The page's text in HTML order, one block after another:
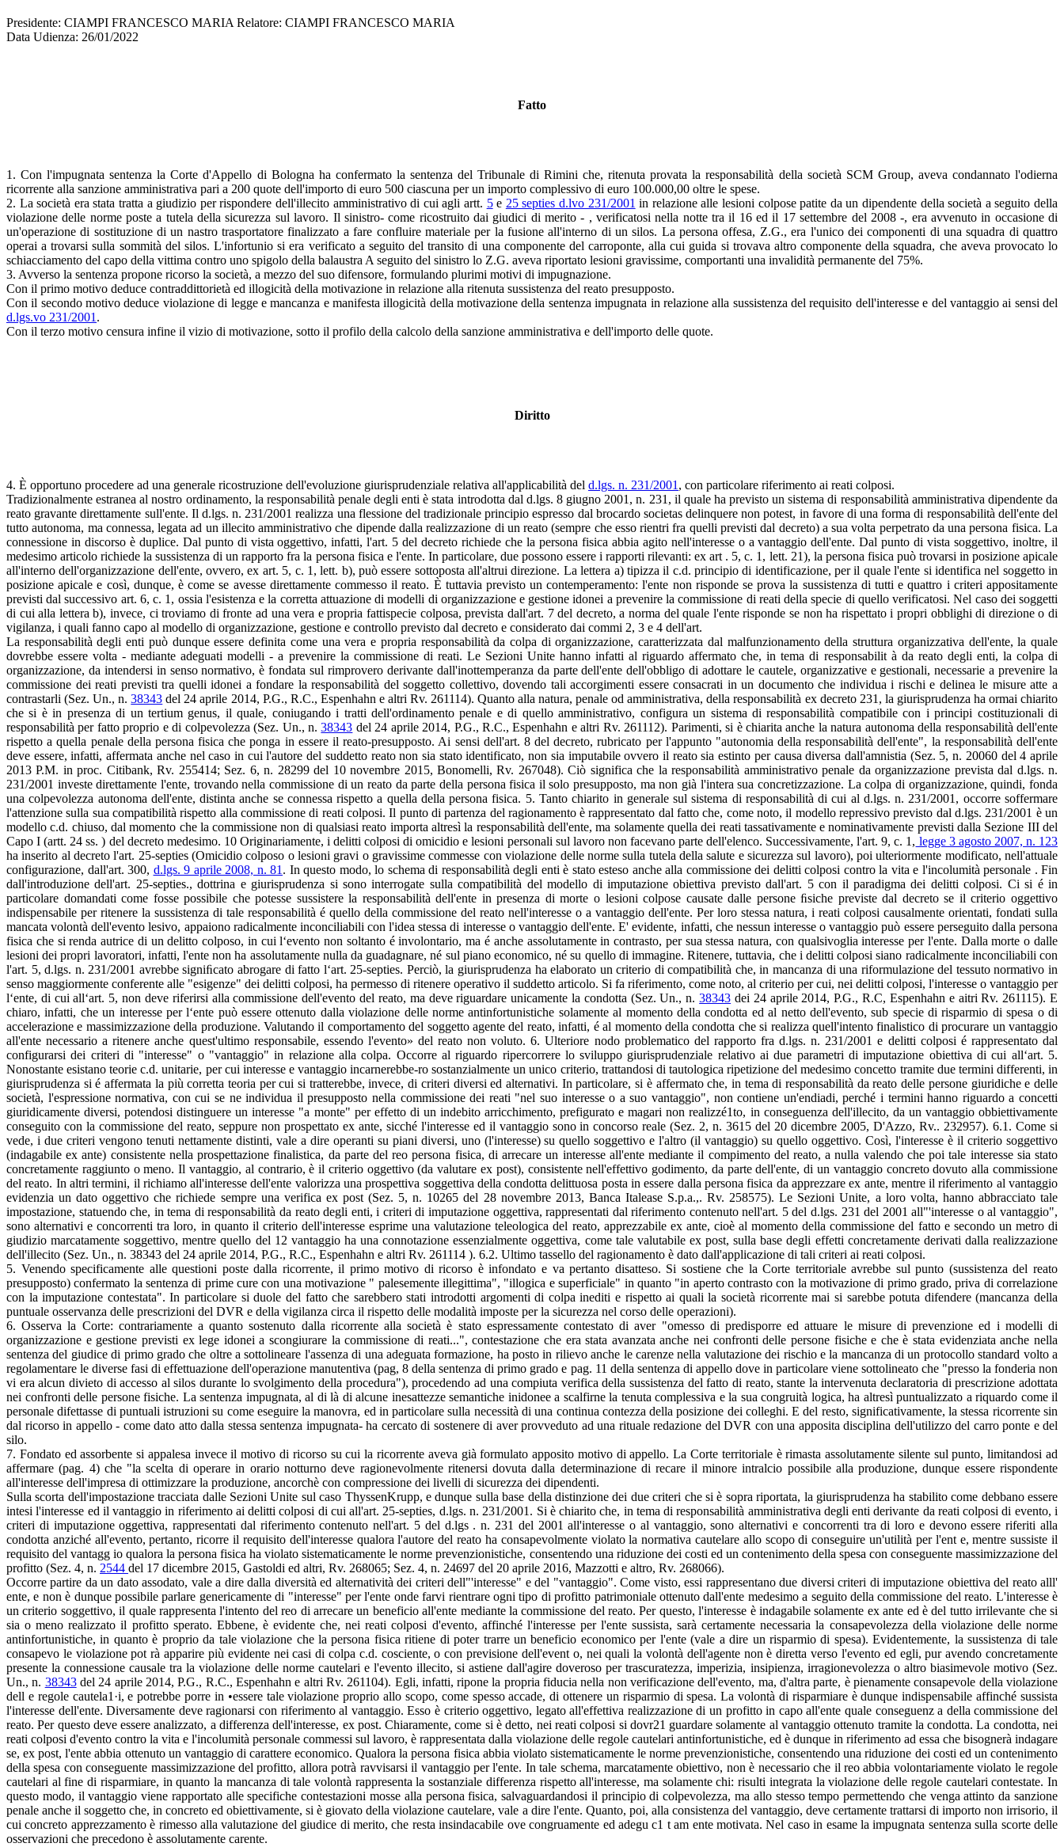
Presidente: CIAMPI FRANCESCO MARIA Relatore: CIAMPI FRANCESCO MARIA
Data Udienza: 26/01/2022
Fatto
1. Con l'impugnata sentenza la Corte d'Appello di Bologna ha confermato la sentenza del Tribunale di Rimini che, ritenuta provata la responsabilità della società SCM Group, aveva condannato l'odierna
ricorrente alla sanzione amministrativa pari a 200 quote dell'importo di euro 500 ciascuna per un importo complessivo di euro 100.000,00 oltre le spese.
2. La società era stata tratta a giudizio per rispondere dell'illecito amministrativo di cui agli artt. 5e 25 septies d.lvo 231/2001 in relazione alle lesioni colpose patite da un dipendente della società a seguito della
violazione delle norme poste a tutela della sicurezza sul lavoro. Il sinistro- come ricostruito dai giudici di merito - , verificatosi nella notte tra il 16 ed il 17 settembre del 2008 -, era avvenuto in occasione di
un'operazione di sostituzione di un nastro trasportatore finalizzato a fare confluire materiale per la fusione all'interno di un silos. La persona offesa, Z.G., era l'unico dei componenti di una squadra di quattro
operai a trovarsi sulla sommità del silos. L'infortunio si era verificato a seguito del transito di una componente del carroponte, alla cui guida si trovava altro componente della squadra, che aveva provocato lo
schiacciamento del capo della vittima contro uno spigolo della balaustra A seguito del sinistro lo Z.G. aveva riportato lesioni gravissime, comportanti una invalidità permanente del 75%.
3. Avverso la sentenza propone ricorso la società, a mezzo del suo difensore, formulando plurimi motivi di impugnazione.
Con il primo motivo deduce contraddittorietà ed illogicità della motivazione in relazione alla ritenuta sussistenza del reato presupposto.
Con il secondo motivo deduce violazione di legge e mancanza e manifesta illogicità della motivazione della sentenza impugnata in relazione alla sussistenza del requisito dell'interesse e del vantaggio ai sensi del
d.lgs.vo 231/2001 .
Con il terzo motivo censura infine il vizio di motivazione, sotto il profilo della calcolo della sanzione amministrativa e dell'importo delle quote.
Diritto
4. È opportuno procedere ad una generale ricostruzione dell'evoluzione giurisprudenziale relativa all'applicabilità del d.lgs. n. 231/2001 , con particolare riferimento ai reati colposi.
Tradizionalmente estranea al nostro ordinamento, la responsabilità penale degli enti è stata introdotta dal d.lgs. 8 giugno 2001, n. 231, il quale ha previsto un sistema di responsabilità amministrativa dipendente da
reato gravante direttamente sull'ente. Il d.lgs. n. 231/2001 realizza una flessione del tradizionale principio espresso dal brocardo societas delinquere non potest, in favore di una forma di responsabilità dell'ente del
tutto autonoma, ma connessa, legata ad un illecito amministrativo che dipende dalla realizzazione di un reato (sempre che esso rientri fra quelli previsti dal decreto) a sua volta perpetrato da una persona fisica. La
connessione in discorso è duplice. Dal punto di vista oggettivo, infatti, l'art. 5 del decreto richiede che la persona fisica abbia agito nell'interesse o a vantaggio dell'ente. Dal punto di vista soggettivo, inoltre, il
medesimo articolo richiede la sussistenza di un rapporto fra la persona fisica e l'ente. In particolare, due possono essere i rapporti rilevanti: ex art . 5, c. 1, lett. 21), la persona fisica può trovarsi in posizione apicale
all'interno dell'organizzazione dell'ente, ovvero, ex art. 5, c. 1, lett. b), può essere sottoposta all'altrui direzione. La lettera a) tipizza il c.d. principio di identificazione, per il quale l'ente si identifica nel soggetto in
posizione apicale e così, dunque, è come se avesse direttamente commesso il reato. È tuttavia previsto un contemperamento: l'ente non risponde se prova la sussistenza di tutti e quattro i criteri appositamente
previsti dal successivo art. 6, c. 1, ossia l'esistenza e la corretta attuazione di modelli di organizzazione e gestione idonei a prevenire la commissione di reati della specie di quello verificatosi. Nel caso dei soggetti
di cui alla lettera b), invece, ci troviamo di fronte ad una vera e propria fattispecie colposa, prevista dall'art. 7 del decreto, a norma del quale l'ente risponde se non ha rispettato i propri obblighi di direzione o di
vigilanza, i quali fanno capo al modello di organizzazione, gestione e controllo previsto dal decreto e considerato dai commi 2, 3 e 4 dell'art.
La responsabilità degli enti può dunque essere definita come una vera e propria responsabilità da colpa di organizzazione, caratterizzata dal malfunzionamento della struttura organizzativa dell'ente, la quale
dovrebbe essere volta - mediante adeguati modelli - a prevenire la commissione di reati. Le Sezioni Unite hanno infatti al riguardo affermato che, in tema di responsabilit à da reato degli enti, la colpa di
organizzazione, da intendersi in senso normativo, è fondata sul rimprovero derivante dall'inottemperanza da parte dell'ente dell'obbligo di adottare le cautele, organizzative e gestionali, necessarie a prevenire la
commissione dei reati previsti tra quelli idonei a fondare la responsabilità del soggetto collettivo, dovendo tali accorgimenti essere consacrati in un documento che individua i rischi e delinea le misure atte a
contrastarli (Sez. Un., n.38343 del 24 aprile 2014, P.G., R.C., Espenhahn e altri Rv. 261114). Quanto alla natura, penale od amministrativa, della responsabilità ex decreto 231, la giurisprudenza ha ormai chiarito
che si è in presenza di un tertium genus, il quale, coniugando i tratti dell'ordinamento penale e di quello amministrativo, configura un sistema di responsabilità compatibile con i principi costituzionali di
responsabilità per fatto proprio e di colpevolezza (Sez. Un., n.38343 del 24 aprile 2014, P.G., R.C., Espenhahn e altri Rv. 261112). Parimenti, si è chiarita anche la natura autonoma della responsabilità dell'ente
rispetto a quella penale della persona fisica che ponga in essere il reato-presupposto. Ai sensi dell'art. 8 del decreto, rubricato per l'appunto "autonomia della responsabilità dell'ente", la responsabilità dell'ente
deve essere, infatti, affermata anche nel caso in cui l'autore del suddetto reato non sia stato identificato, non sia imputabile ovvero il reato sia estinto per causa diversa dall'amnistia (Sez. 5, n. 20060 del 4 aprile
2013 P.M. in proc. Citibank, Rv. 255414; Sez. 6, n. 28299 del 10 novembre 2015, Bonomelli, Rv. 267048). Ciò significa che la responsabilità amministrativo­ penale da organizzazione prevista dal d.lgs. n.
231/2001 investe direttamente l'ente, trovando nella commissione di un reato da parte della persona fisica il solo presupposto, ma non già l'intera sua concretizzazione. La colpa di organizzazione, quindi, fonda
una colpevolezza autonoma dell'ente, distinta anche se connessa rispetto a quella della persona fisica. 5. Tanto chiarito in generale sul sistema di responsabilità di cui al d.lgs. n. 231/2001, occorre soffermare
l'attenzione sulla sua compatibilità rispetto alla commissione di reati colposi. Il punto di partenza del ragionamento è rappresentato dal fatto che, come noto, il modello repressivo previsto dal d.lgs. 231/2001 è un
modello c.d. chiuso, dal momento che la commissione non di qualsiasi reato importa altresì la responsabilità dell'ente, ma solamente quella dei reati tassativamente e nominativamente previsti dalla Sezione III del
Capo I (artt. 24 ss. ) del decreto medesimo. 10 Originariamente, i delitti colposi di omicidio e lesioni personali sul lavoro non facevano parte dell'elenco. Successivamente, l'art. 9, c. 1, legge 3 agosto 2007, n. 123
ha inserito al decreto l'art. 25-septies (Omicidio colposo o lesioni gravi o gravissime commesse con violazione delle norme sulla tutela della salute e sicurezza sul lavoro), poi ulteriormente modificato, nell'attuale
configurazione, dall'art. 300, d.lgs. 9 aprile 2008, n. 81 . In questo modo, lo schema di responsabilità degli enti è stato esteso anche alla commissione dei delitti colposi contro la vita e l'incolumità personale . Fin
dall'introduzione dell'art. 25-septies., dottrina e giurisprudenza si sono interrogate sulla compatibilità del modello di imputazione obiettiva previsto dall'art. 5 con il paradigma dei delitti colposi. Ci si é in
particolare domandati come fosse possibile che potesse sussistere la responsabilità dell'ente in presenza di morte o lesioni colpose causate dalle persone ﬁsiche previste dal decreto se il criterio oggettivo
indispensabile per ritenere la sussistenza di tale responsabilità é quello della commissione del reato nell'interesse o a vantaggio dell'ente. Per loro stessa natura, i reati colposi causalmente orientati, fondati sulla
mancata volontà dell'evento lesivo, appaiono radicalmente inconciliabili con l'idea stessa di interesse o vantaggio dell'ente. E' evidente, infatti, che nessun interesse o vantaggio può essere perseguito dalla persona
fisica che si renda autrice di un delitto colposo, in cui l‘evento non soltanto é involontario, ma é anche assolutamente in contrasto, per sua stessa natura, con qualsivoglia interesse per l'ente. Dalla morte o dalle
lesioni dei propri lavoratori, infatti, l'ente non ha assolutamente nulla da guadagnare, né sul piano economico, né su quello di immagine. Ritenere, tuttavia, che i delitti colposi siano radicalmente inconciliabili con
l'art. 5, d.lgs. n. 231/2001 avrebbe signiﬁcato abrogare di fatto l‘art. 25-septies. Perciò, la giurisprudenza ha elaborato un criterio di compatibilità che, in mancanza di una riformulazione del tessuto normativo in
senso maggiormente conferente alle "esigenze" dei delitti colposi, ha permesso di ritenere operativo il suddetto articolo. Si fa riferimento, come noto, al criterio per cui, nei delitti colposi, l'interesse o vantaggio per
l‘ente, di cui all‘art. 5, non deve riferirsi alla commissione dell'evento del reato, ma deve riguardare unicamente la condotta (Sez. Un., n.38343 dei 24 aprile 2014, P.G., R.C, Espenhahn e aitri Rv. 261115). E
chiaro, infatti, che un interesse per l‘ente può essere ottenuto dalla violazione delle norme antinfortunistiche solamente al momento della condotta ed al netto dell'evento, sub specie di risparmio di spesa o di
accelerazione e massimizzazione della produzione. Valutando il comportamento del soggetto agente del reato, infatti, é al momento della condotta che si realizza quell'intento finalistico di procurare un vantaggio
all'ente necessario a ritenere anche quest'ultimo responsabile, essendo l'evento» del reato non voluto. 6. Ulteriore nodo problematico del rapporto fra d.lgs. n. 231/2001 e delitti colposi é rappresentato dal
configurarsi dei criteri di "interesse" o "vantaggio" in relazione alla colpa. Occorre al riguardo ripercorrere lo sviluppo giurisprudenziale relativo ai due parametri di imputazione obiettiva di cui all‘art. 5.
Nonostante esistano teorie c.d. unitarie, per cui interesse e vantaggio incarnerebbe-ro sostanzialmente un unico criterio, trattandosi di tautologica ripetizione del medesimo concetto tramite due termini differenti, in
giurisprudenza si é affermata la più corretta teoria per cui si tratterebbe, invece, di criteri diversi ed alternativi. In particolare, si è affermato che, in tema di responsabilità da reato delle persone giuridiche e delle
società, l'espressione normativa, con cui se ne individua il presupposto nella commissione dei reati "nel suo interesse o a suo vantaggio", non contiene un'endiadi, perché i termini hanno riguardo a concetti
giuridicamente diversi, potendosi distinguere un interesse "a monte" per effetto di un indebito arricchimento, prefigurato e magari non realizzé1to, in conseguenza dell'illecito, da un vantaggio obbiettivamente
conseguito con la commissione del reato, seppure non prospettato ex ante, sicché l'interesse ed il vantaggio sono in concorso reale (Sez. 2, n. 3615 del 20 dicembre 2005, D'Azzo, Rv.. 232957). 6.1. Come si
vede, i due criteri vengono tenuti nettamente distinti, vale a dire operanti su piani diversi, uno (l'interesse) su quello soggettivo e l'altro (il vantaggio) su quello oggettivo. Così, l'interesse è il criterio soggettivo
(indagabile ex ante) consistente nella prospettazione finalistica, da parte del reo­ persona fisica, di arrecare un interesse all'ente mediante il compimento del reato, a nulla valendo che poi tale interesse sia stato
concretamente raggiunto o meno. Il vantaggio, al contrario, è il criterio oggettivo (da valutare ex post), consistente nell'effettivo godimento, da parte dell'ente, di un vantaggio concreto dovuto alla commissione
del reato. In altri termini, il richiamo all'interesse dell'ente valorizza una prospettiva soggettiva della condotta delittuosa posta in essere dalla persona fisica da apprezzare ex ante, mentre il riferimento al vantaggio
evidenzia un dato oggettivo che richiede sempre una verifica ex post (Sez. 5, n. 10265 del 28 novembre 2013, Banca Italease S.p.a.,. Rv. 258575). Le Sezioni Unite, a loro volta, hanno abbracciato tale
impostazione, statuendo che, in tema di responsabilità da reato degli enti, i criteri di imputazione oggettiva, rappresentati dal riferimento contenuto nell'art. 5 del d.lgs. 231 del 2001 all"'interesse o al vantaggio",
sono alternativi e concorrenti tra loro, in quanto il criterio dell'interesse esprime una valutazione teleologica del reato, apprezzabile ex ante, cioè al momento della commissione del fatto e secondo un metro di
giudizio marcatamente soggettivo, mentre quello del 12 vantaggio ha una connotazione essenzialmente oggettiva, come tale valutabile ex post, sulla base degli effetti concretamente derivati dalla realizzazione
dell'illecito (Sez. Un., n. 38343 del 24 aprile 2014, P.G., R.C., Espenhahn e altri Rv. 261114 ). 6.2. Ultimo tassello del ragionamento è dato dall'applicazione di tali criteri ai reati colposi.
5. Venendo specificamente alle questioni poste dalla ricorrente, il primo motivo di ricorso è infondato e va pertanto disatteso. Si sostiene che la Corte territoriale avrebbe sul punto (sussistenza del reato
presupposto) confermato la sentenza di prime cure con una motivazione " palesemente illegittima", "illogica e superficiale" in quanto "in aperto contrasto con la motivazione di primo grado, priva di correlazione
con la imputazione contestata". In particolare si duole del fatto che sarebbero stati introdotti argomenti di colpa inediti e rispetto ai quali la società ricorrente mai si sarebbe potuta difendere (mancanza della
puntuale osservanza delle prescrizioni del DVR e della vigilanza circa il rispetto delle modalità imposte per la sicurezza nel corso delle operazioni).
6. Osserva la Corte: contrariamente a quanto sostenuto dalla ricorrente alla società è stato espressamente contestato di aver "omesso di predisporre ed attuare le misure di prevenzione ed i modelli di
organizzazione e gestione previsti ex lege idonei a scongiurare la commissione di reati...", contestazione che era stata avanzata anche nei confronti delle persone fisiche e che è stata evidenziata anche nella
sentenza del giudice di primo grado che oltre a sottolineare l'assenza di una adeguata formazione, ha posto in rilievo anche le carenze nella valutazione dei rischio e la mancanza di un protocollo standard volto a
regolamentare le diverse fasi di effettuazione dell'operazione manutentiva (pag, 8 della sentenza di primo grado e pag. 11 della sentenza di appello dove in particolare viene sottolineato che "presso la fonderia non
vi era alcun divieto di accesso al silos durante lo svolgimento della procedura"), procedendo ad una compiuta verifica della sussistenza del fatto di reato, stante la intervenuta declaratoria di prescrizione adottata
nei confronti delle persone fisiche. La sentenza impugnata, al di là di alcune inesattezze semantiche inidonee a scalfirne la tenuta complessiva e la sua congruità logica, ha altresì puntualizzato a riquardo come il
personale difettasse di puntuali istruzioni su come eseguire la manovra, ed in particolare sulla necessità di una continua contezza della posizione dei colleghi. E del resto, significativamente, la stessa ricorrente sin
dal ricorso in appello - come dato atto dalla stessa sentenza impugnata- ha cercato di sostenere di aver provveduto ad una rituale redazione del DVR con una apposita disciplina dell'utilizzo del carro ponte e del
silo.
7. Fondato ed assorbente si appalesa invece il motivo di ricorso su cui la ricorrente aveva già formulato apposito motivo di appello. La Corte territoriale è rimasta assolutamente silente sul punto, limitandosi ad
affermare (pag. 4) che "la scelta di operare in orario notturno deve ragionevolmente ritenersi dovuta dalla determinazione di recare il minore intralcio possibile alla produzione, dunque essere rispondente
all'interesse dell'impresa di ottimizzare la produzione, ancorchè con compressione dei livelli di sicurezza dei dipendenti.
Sulla scorta dell'impostazione tracciata dalle Sezioni Unite sul caso ThyssenKrupp, e dunque sulla base della distinzione dei due criteri che si è sopra riportata, la giurisprudenza ha stabilito come debbano essere
intesi l'interesse ed il vantaggio in riferimento ai delitti colposi di cui all'art. 25-septies, d.lgs. n. 231/2001. Si è chiarito che, in tema di responsabilità amministrativa degli enti derivante da reati colposi di evento, i
criteri di imputazione oggettiva, rappresentati dal riferimento contenuto nell'art. 5 del d.lgs . n. 231 del 2001 all'interesse o al vantaggio, sono alternativi e concorrenti tra di loro e devono essere riferiti alla
condotta anziché all'evento, pertanto, ricorre il requisito dell'interesse qualora l'autore del reato ha consapevolmente violato la normativa cautelare allo scopo di conseguire un'utilità per l'ent e, mentre sussiste il
requisito del vantagg io qualora la persona fisica ha violato sistematicamente le norme prevenzionistiche, consentendo una riduzione dei costi ed un contenimento della spesa con conseguente massimizzazione del
profitto (Sez. 4, n. 2544 del 17 dicembre 2015, Gastoldi ed altri, Rv. 268065; Sez. 4, n. 24697 del 20 aprile 2016, Mazzotti e altro, Rv. 268066).
Occorre partire da un dato assodato, vale a dire dalla diversità ed alternatività dei criteri dell"'interesse" e del "vantaggio". Come visto, essi rappresentano due diversi criteri di imputazione obiettiva del reato alll'
ente, e non è dunque possibile parlare genericamente di "interesse" per l'ente onde farvi rientrare ogni tipo di profitto patrimoniale ottenuto dall'ente medesimo a seguito della commissione del reato. L'interesse è
un criterio soggettivo, il quale rappresenta l'intento del reo di arrecare un beneficio all'ente mediante la commissione del reato. Per questo, l'interesse è indagabile solamente ex ante ed è del tutto irrilevante che si
sia o meno realizzato il profitto sperato. Ebbene, è evidente che, nei reati colposi d'evento, affinché l'interesse per l'ente sussista, sarà certamente necessaria la consapevolezza della violazione delle norme
antinfortunistiche, in quanto è proprio da tale violazione che la persona fisica ritiene di poter trarre un beneficio economico per l'ente (vale a dire un risparmio di spesa). Evidentemente, la sussistenza di tale
consapevo le violazione pot rà apparire più evidente nei casi di colpa c.d. cosciente, o con previsione dell'event o, nei quali la volontà dell'agente non è diretta verso l'evento ed egli, pur avendo concretamente
presente la connessione causale tra la violazione delle norme cautelari e l'evento illecito, si astiene dall'agire doveroso per trascuratezza, imperizia, insipienza, irragionevolezza o altro biasimevole motivo (Sez.
Un., n. 38343del 24 aprile 2014, P.G., R.C., Espenhahn e altri Rv. 261104). Egli, infatti, ripone la propria fiducia nella non verificazione dell'evento, ma, d'altra parte, è pienamente consapevole della violazione
dell e regole cautela1·i, e potrebbe porre in •essere tale violazione proprio allo scopo, come spesso accade, di ottenere un risparmio di spesa. La volontà di risparmiare è dunque indispensabile affinché sussista
l'interesse dell'ente. Diversamente deve ragionarsi con riferimento al vantaggio. Esso è criterio oggettivo, legato all'effettiva realizzazione di un profitto in capo all'ente quale conseguenz a della commissione del
reato. Per questo deve essere analizzato, a differenza dell'interesse, ex post. Chiaramente, come si è detto, nei reati colposi si dovr21 guardare solamente al vantaggio ottenuto tramite la condotta. La condotta, nei
reati colposi d'evento contro la vita e l'incolumità personale commessi sul lavoro, è rappresentata dalla violazione delle regole cautelari antinfortunistiche, ed è dunque in riferimento ad essa che bisognerà indagare
se, ex post, l'ente abbia ottenuto un vantaggio di carattere economico. Qualora la persona fisica abbia violato sistematicamente le norme prevenzionistiche, consentendo una riduzione dei costi ed un contenimento
della spesa con conseguente massimizzazione del profitto, allora potrà ravvisarsi il vantaggio per l'ente. In tale schema, marcatamente obiettivo, non è necessario che il reo abbia volontariamente violato le regole
cautelari al fine di risparmiare, in quanto la mancanza di tale volontà rappresenta la sostanziale differenza rispetto all'interesse, ma solamente chi: risulti integrata la violazione delle regole cautelari contestate. In
questo modo, il vantaggio viene rapportato alle specifiche contestazioni mosse alla persona fisica, salvaguardandosi il principio di colpevolezza, ma allo stesso tempo permettendo che venga attinto da sanzione
penale anche il soggetto che, in concreto ed obiettivamente, si è giovato della violazione cautelare, vale a dire l'ente. Quanto, poi, alla consistenza del vantaggio, deve certamente trattarsi di importo non irrisorio, il
cui concreto apprezzamento è rimesso alla valutazione del giudice di merito, che resta insindacabile ove congruamente ed adegu c1 t am ente motivata. Nel caso in esame la impugnata sentenza sulla scorte delle
osservazioni che precedono è assolutamente carente.